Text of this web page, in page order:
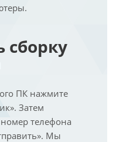
сборку
ПК нажмите
Затем
телефона
Мы